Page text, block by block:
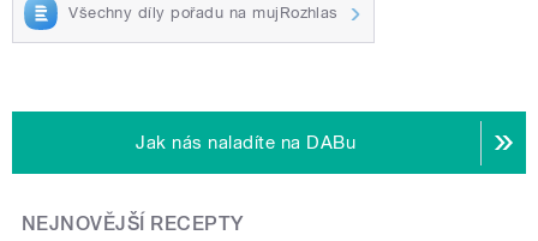
Všechny díly pořadu na mujRozhlas
Jak nás naladíte na DABu
NEJNOVĚJŠÍ RECEPTY